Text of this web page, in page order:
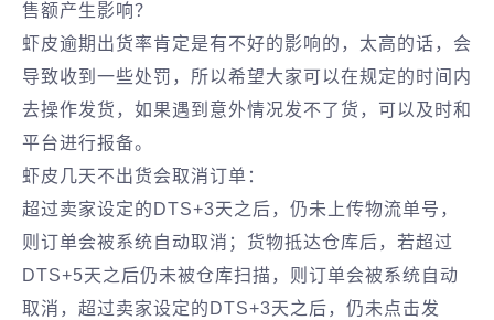
售额产生影响？
虾皮逾期出货率肯定是有不好的影响的，太高的话，会
导致收到一些处罚，所以希望大家可以在规定的时间内
去操作发货，如果遇到意外情况发不了货，可以及时和
平台进行报备。
虾皮几天不出货会取消订单：
超过卖家设定的DTS+3天之后，仍未上传物流单号，
则订单会被系统自动取消；货物抵达仓库后，若超过
DTS+5天之后仍未被仓库扫描，则订单会被系统自动
取消，超过卖家设定的DTS+3天之后，仍未点击发